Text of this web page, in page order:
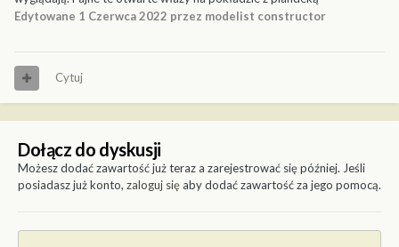
Edytowane 1 Czerwca 2022 przez modelist constructor
Cytuj
Dołącz do dyskusji
Możesz dodać zawartość już teraz a zarejestrować się później. Jeśli
posiadasz już konto, zaloguj sięaby dodać zawartość za jego pomocą.